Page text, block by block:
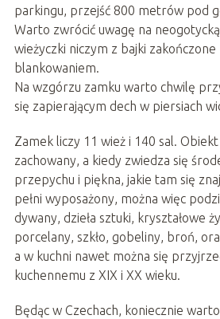
parkingu, przejść 800 metrów pod
Warto zwrócić uwagę na
wieżyczki niczym z bajki
blankowaniem.
Na wzgórzu zamku warto chwilę
się zapierającym dech w piersiach
Zamek liczy 11 wież i 140 sal.
zachowany, a kiedy zwiedza się
przepychu i piękna, jakie tam się
pełni wyposażony, można więc
dywany, dzieła sztuki, kryształowe
porcelany, szkło, gobeliny, broń,
a w kuchni nawet można się
kuchennemu z XIX i XX wieku.
Będąc w Czechach, koniecznie